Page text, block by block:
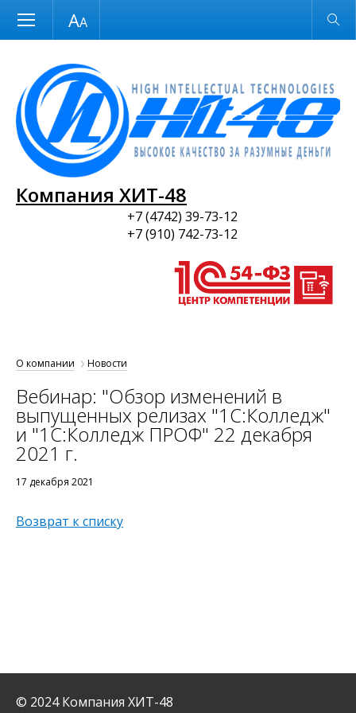
Размер шрифта Обычная версия
Компания ХИТ-48
+7 (4742) 39-73-12
+7 (910) 742-73-12
О компании Новости
Вебинар: "Обзор изменений в
выпущенных релизах "1С:Колледж"
и "1С:Колледж ПРОФ" 22 декабря
2021 г.
17 декабря 2021
Возврат к списку
© 2024 Компания ХИТ-48